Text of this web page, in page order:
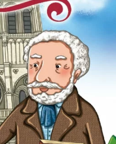
化妝保養 情趣用品